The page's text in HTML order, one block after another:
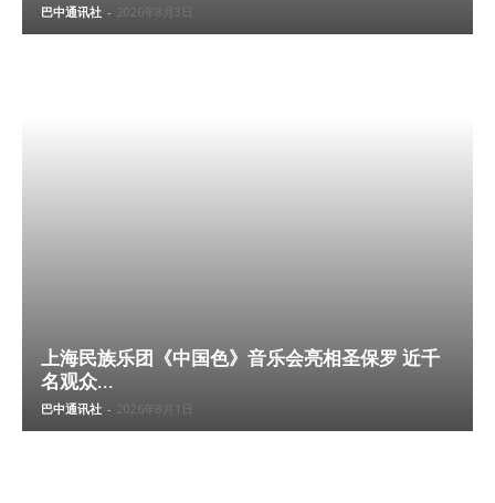
巴中通讯社 - 2026年8月3日
上海民族乐团《中国色》音乐会亮相圣保罗 近千
名观众...
巴中通讯社 - 2026年8月1日